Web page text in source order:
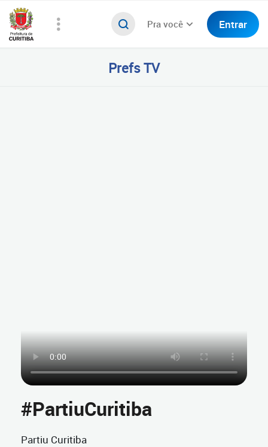
Pra você Entrar
Prefs TV
#PartiuCuritiba
Partiu Curitiba